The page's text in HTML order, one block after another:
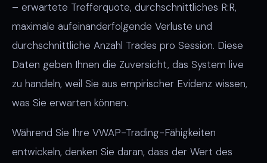
– erwartete Trefferquote, durchschnittliches R:R,
maximale aufeinanderfolgende Verluste und
durchschnittliche Anzahl Trades pro Session. Diese
Daten geben Ihnen die Zuversicht, das System live
zu handeln, weil Sie aus empirischer Evidenz wissen,
was Sie erwarten können.
Während Sie Ihre VWAP-Trading-Fähigkeiten
entwickeln, denken Sie daran, dass der Wert des